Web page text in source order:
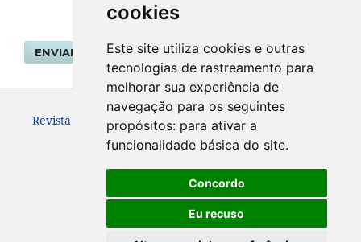
cookies
Este site utiliza cookies e outras
tecnologias de rastreamento para
melhorar sua experiência de
navegação para os seguintes
propósitos: para ativar a
funcionalidade básica do site.
Concordo
Eu recuso
ENVIAR SUBMISSÃO
Revista Geografar ISSN: 1981-089X